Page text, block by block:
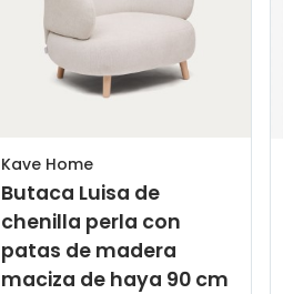
Kave Home
Butaca Luisa de
chenilla perla con
patas de madera
maciza de haya 90 cm